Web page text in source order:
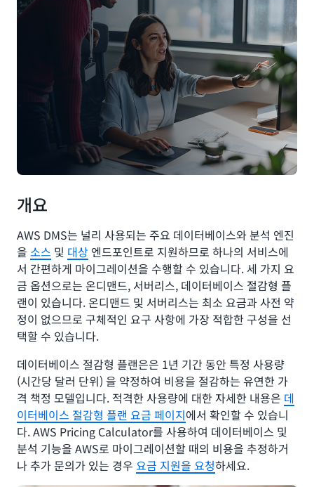
개요
AWS DMS는 널리 사용되는 주요 데이터베이스와 분석 엔진
을 소스 및 대상 엔드포인트로 지원하므로 하나의 서비스에
서 간편하게 마이그레이션을 수행할 수 있습니다. 세 가지 요
금 옵션으로는 온디맨드, 서버리스, 데이터베이스 절감형 플
랜이 있습니다. 온디맨드 및 서버리스는 최소 요금과 사전 약
정이 없으므로 구체적인 요구 사항에 가장 적합한 구성을 선
택할 수 있습니다.
데이터베이스 절감형 플랜은은 1년 기간 동안 특정 사용량
(시간당 달러 단위) 을 약정하여 비용을 절감하는 유연한 가
격 책정 모델입니다. 적격한 사용량에 대한 자세한 내용은 데
이터베이스 절감형 플랜 요금 페이지에서 확인할 수 있습니
다. AWS Pricing Calculator를 사용하여 데이터베이스 및
분석 기능을 AWS로 마이그레이션할 때의 비용을 추정하거
나 추가 문의가 있는 경우 요금 지원을 요청하세요.